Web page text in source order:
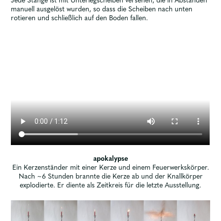
manuell ausgelöst wurden, so dass die Scheiben nach unten
rotieren und schließlich auf den Boden fallen.
apokalypse
Ein Kerzenständer mit einer Kerze und einem Feuerwerkskörper.
Nach ~6 Stunden brannte die Kerze ab und der Knallkörper
explodierte. Er diente als Zeitkreis für die letzte Ausstellung.